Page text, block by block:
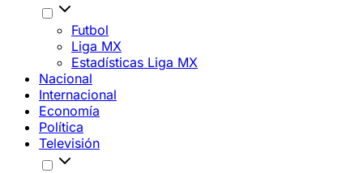
Futbol
Liga MX
Estadísticas Liga MX
Nacional
Internacional
Economía
Política
Televisión